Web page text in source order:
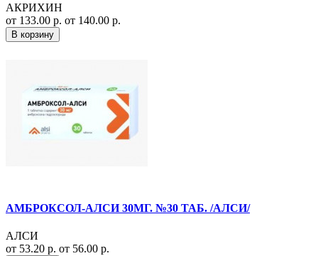
АКРИХИН
от 133.00 р. от 140.00 р.
В корзину
АМБРОКСОЛ-АЛСИ 30МГ. №30 ТАБ. /АЛСИ/
АЛСИ
от 53.20 р. от 56.00 р.